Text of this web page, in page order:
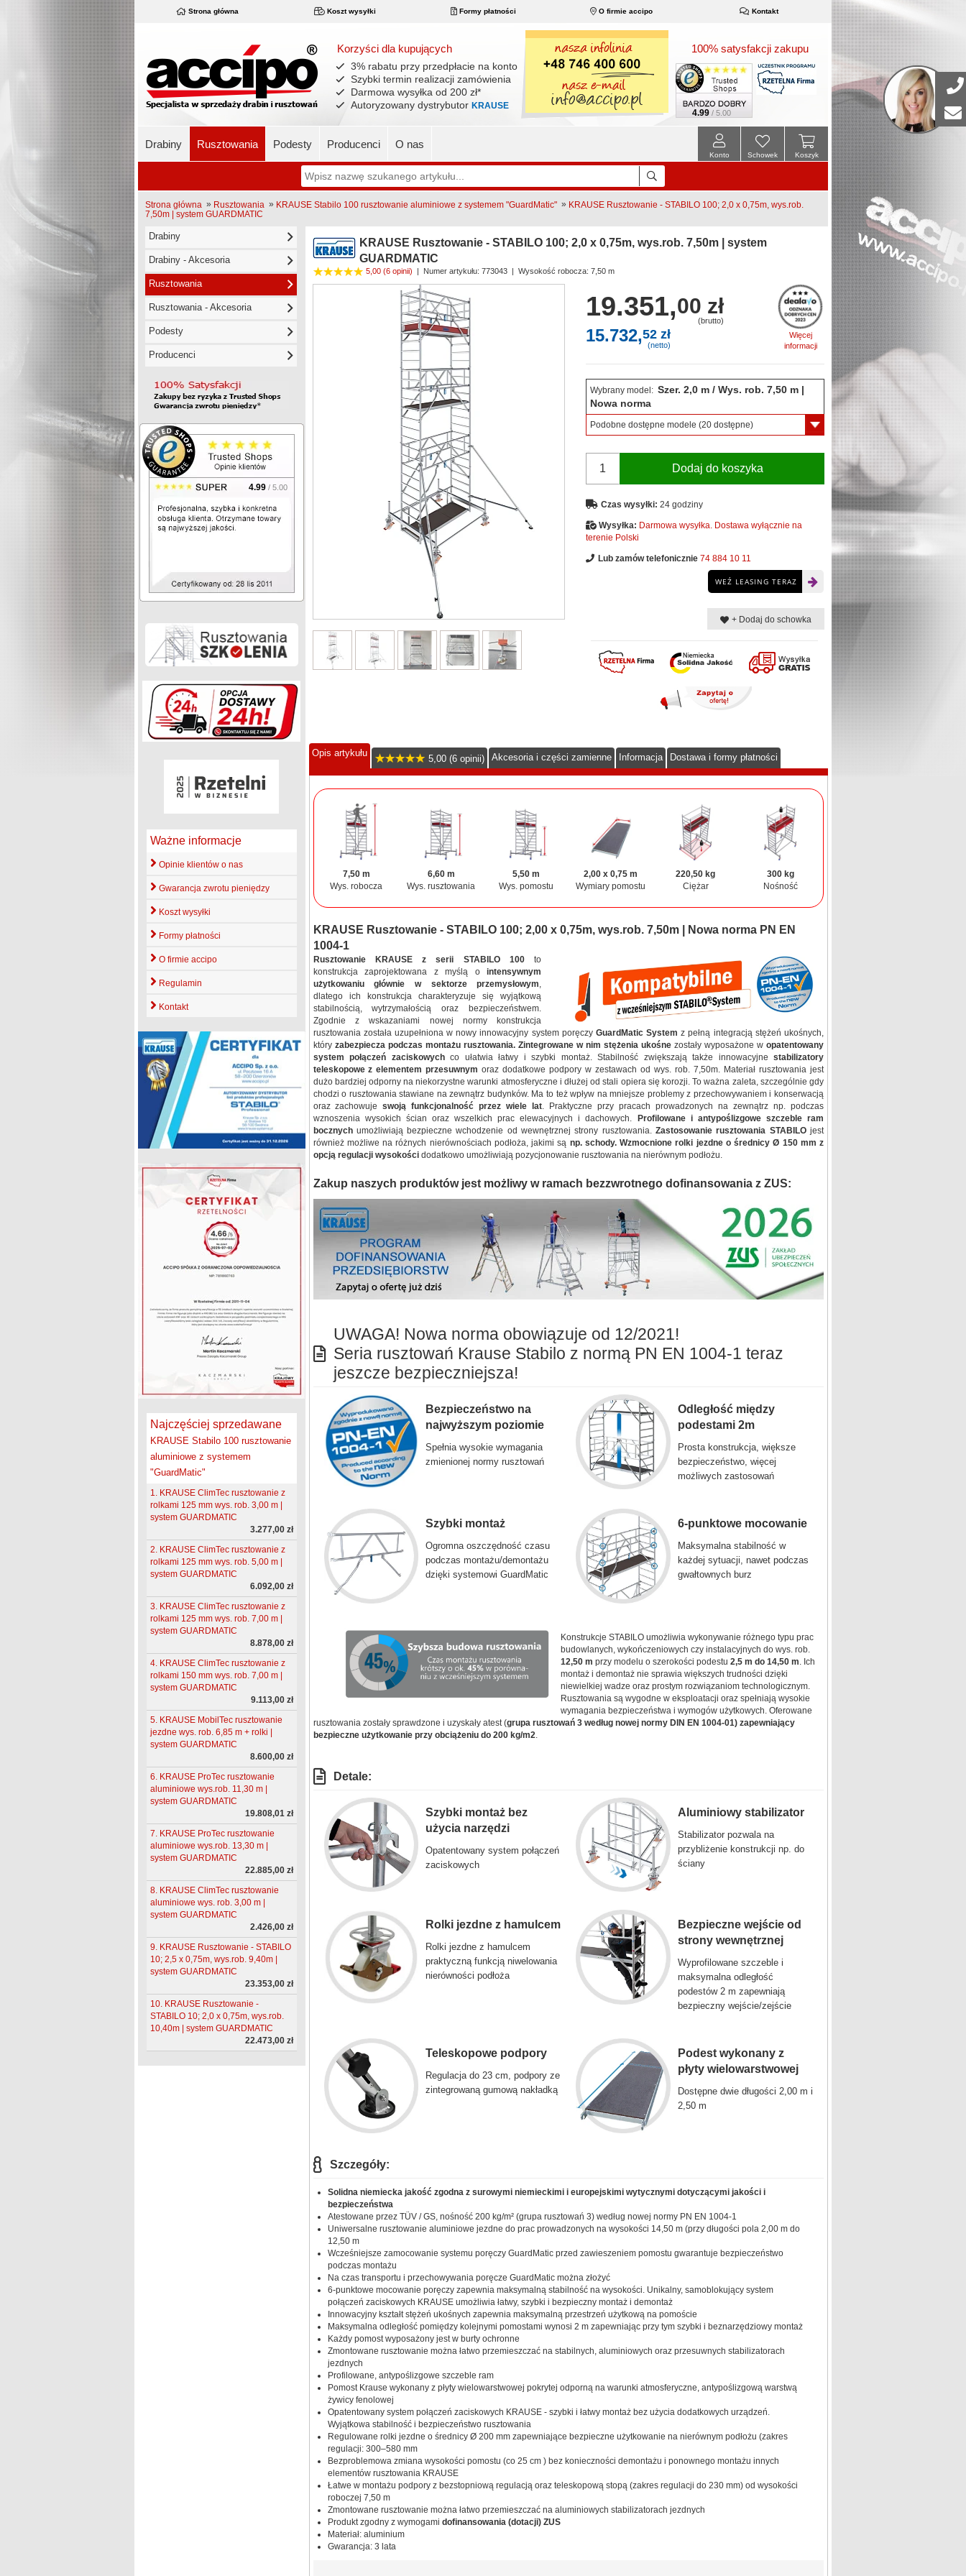
Strona główna Koszt wysyłki Formy płatności O firmie accipo Kontakt
Korzyści dla kupujących
3% rabatu przy przedpłacie na konto
Szybki termin realizacji zamówienia
Darmowa wysyłka od 200 zł*
Autoryzowany dystrybutor KRAUSE
100% satysfakcji zakupu
4.99 / 5.00
Drabiny Rusztowania Podesty Producenci O nas
Koszyk
Schowek
Konto
Strona główna » Rusztowania » KRAUSE Stabilo 100 rusztowanie aluminiowe z systemem "GuardMatic" » KRAUSE Rusztowanie - STABILO 100; 2,0 x 0,75m, wys.rob.
7,50m | system GUARDMATIC
Drabiny
Drabiny - Akcesoria
Rusztowania
Rusztowania - Akcesoria
Podesty
Producenci
4.99 / 5.00
Ważne informacje
Opinie klientów o nas
Gwarancja zwrotu pieniędzy
Koszt wysyłki
Formy płatności
O firmie accipo
Regulamin
Kontakt
Najczęściej sprzedawane
KRAUSE Stabilo 100 rusztowanie
aluminiowe z systemem
"GuardMatic"
1. KRAUSE ClimTec rusztowanie z
rolkami 125 mm wys. rob. 3,00 m |
system GUARDMATIC
3.277,00 zł
2. KRAUSE ClimTec rusztowanie z
rolkami 125 mm wys. rob. 5,00 m |
system GUARDMATIC
6.092,00 zł
3. KRAUSE ClimTec rusztowanie z
rolkami 125 mm wys. rob. 7,00 m |
system GUARDMATIC
8.878,00 zł
4. KRAUSE ClimTec rusztowanie z
rolkami 150 mm wys. rob. 7,00 m |
system GUARDMATIC
9.113,00 zł
5. KRAUSE MobilTec rusztowanie
jezdne wys. rob. 6,85 m + rolki |
system GUARDMATIC
8.600,00 zł
6. KRAUSE ProTec rusztowanie
aluminiowe wys.rob. 11,30 m |
system GUARDMATIC
19.808,01 zł
7. KRAUSE ProTec rusztowanie
aluminiowe wys.rob. 13,30 m |
system GUARDMATIC
22.885,00 zł
8. KRAUSE ClimTec rusztowanie
aluminiowe wys. rob. 3,00 m |
system GUARDMATIC
2.426,00 zł
9. KRAUSE Rusztowanie - STABILO
10; 2,5 x 0,75m, wys.rob. 9,40m |
system GUARDMATIC
23.353,00 zł
10. KRAUSE Rusztowanie -
STABILO 10; 2,0 x 0,75m, wys.rob.
10,40m | system GUARDMATIC
22.473,00 zł
KRAUSE Rusztowanie - STABILO 100; 2,0 x 0,75m, wys.rob. 7,50m | system
GUARDMATIC
5,00 (6 opinii) | Numer artykułu: 773043 | Wysokość robocza: 7,50 m
Więcej
informacji
19.351,00 zł
(brutto)
15.732,52 zł
(netto)
Wybrany model: Szer. 2,0 m / Wys. rob. 7,50 m |
Nowa norma
Podobne dostępne modele (20 dostępne)
Dodaj do koszyka
Czas wysyłki: 24 godziny
Wysyłka: Darmowa wysyłka. Dostawa wyłącznie na
terenie Polski
Lub zamów telefonicznie 74 884 10 11
WEŹ LEASING TERAZ
+ Dodaj do schowka
Opis artykułu
5,00 (6 opinii) Akcesoria i części zamienne Informacja Dostawa i formy płatności
7,50 m
Wys. robocza
6,60 m
Wys. rusztowania
5,50 m
Wys. pomostu
2,00 x 0,75 m
Wymiary pomostu
220,50 kg
Ciężar
300 kg
Nośność
KRAUSE Rusztowanie - STABILO 100; 2,00 x 0,75m, wys.rob. 7,50m | Nowa norma PN EN
1004-1
Rusztowanie KRAUSE z serii STABILO 100to
konstrukcja zaprojektowana z myślą ointensywnym
użytkowaniu głównie w sektorze przemysłowym
dlatego ich konstrukcja charakteryzuje się wyjątkową
stabilnością, wytrzymałością oraz bezpieczeństwem.
Zgodnie z wskazaniami nowej normy konstrukcja
rusztowania została uzupełniona w nowy innowacyjny system poręczy GuardMatic System z pełną integracją stężeń ukośnych,
który zabezpiecza podczas montażu rusztowania. Zintegrowane w nim stężenia ukośne zostały wyposażone wopatentowany
system połączeń zaciskowych co ułatwia łatwy i szybki montaż. Stabilność zwiększają także innowacyjne stabilizatory
teleskopowe z elementem przesuwnym oraz dodatkowe podpory w zestawach od wys. rob. 7,50m. Materiał rusztowania jest
dużo bardziej odporny na niekorzystne warunki atmosferyczne i dłużej od stali opiera się korozji. To ważna zaleta, szczególnie gdy
chodzi o rusztowania stawiane na zewnątrz budynków. Ma to też wpływ na mniejsze problemy z przechowywaniem i konserwacją
oraz zachowujeswoją funkcjonalność przez wiele lat . Praktyczne przy pracach prowadzonych na zewnątrz np. podczas
wznoszenia wysokich ścian oraz wszelkich prac elewacyjnych i dachowych. Profilowane i antypoślizgowe szczeble ram
bocznychumożliwiają bezpieczne wchodzenie od wewnętrznej strony rusztowania.Zastosowanie rusztowania STABILOjest
również możliwe na różnych nierównościach podłoża, jakimi są np. schody. Wzmocnione rolki jezdne o średnicy Ø 150 mm z
opcją regulacji wysokości dodatkowo umożliwiają pozycjonowanie rusztowania na nierównym podłożu.
Zakup naszych produktów jest możliwy w ramach bezzwrotnego dofinansowania z ZUS:
UWAGA! Nowa norma obowiązuje od 12/2021!
Seria rusztowań Krause Stabilo z normą PN EN 1004-1 teraz
jeszcze bezpieczniejsza!
Bezpieczeństwo na
najwyższym poziomie
Spełnia wysokie wymagania
zmienionej normy rusztowań
Odległość między
podestami 2m
Prosta konstrukcja, większe
bezpieczeństwo, więcej
możliwych zastosowań
Szybki montaż
Ogromna oszczędność czasu
podczas montażu/demontażu
dzięki systemowi GuardMatic
6-punktowe mocowanie
Maksymalna stabilność w
każdej sytuacji, nawet podczas
gwałtownych burz
Konstrukcje STABILO umożliwia wykonywanie różnego typu prac
budowlanych, wykończeniowych czy instalacyjnych do wys. rob.
12,50 m przy modelu o szerokości podestu2,5 m do 14,50 m . Ich
montaż i demontaż nie sprawia większych trudności dzięki
niewielkiej wadze oraz prostym rozwiązaniom technologicznym.
Rusztowania są wygodne w eksploatacji oraz spełniają wysokie
wymagania bezpieczeństwa i wymogów użytkowych. Oferowane
rusztowania zostały sprawdzone i uzyskały atest (grupa rusztowań 3 według nowej normy DIN EN 1004-01) zapewniający
bezpieczne użytkowanie przy obciążeniu do 200 kg/m2
Detale:
Szybki montaż bez
użycia narzędzi
Opatentowany system połączeń
zaciskowych
Aluminiowy stabilizator
Stabilizator pozwala na
przybliżenie konstrukcji np. do
ściany
Rolki jezdne z hamulcem
Rolki jezdne z hamulcem
praktyczną funkcją niwelowania
nierówności podłoża
Bezpieczne wejście od
strony wewnętrznej
Wyprofilowane szczeble i
maksymalna odległość
podestów 2 m zapewniają
bezpieczny wejście/zejście
Teleskopowe podpory
Regulacja do 23 cm, podpory ze
zintegrowaną gumową nakładką
Podest wykonany z
płyty wielowarstwowej
Dostępne dwie długości 2,00 m i
2,50 m
Szczegóły:
Solidna niemiecka jakość zgodna z surowymi niemieckimi i europejskimi wytycznymi dotyczącymi jakości i
bezpieczeństwa
Atestowane przez TÜV / GS, nośność 200 kg/m² (grupa rusztowań 3) według nowej normy PN EN 1004-1
Uniwersalne rusztowanie aluminiowe jezdne do prac prowadzonych na wysokości 14,50 m (przy długości pola 2,00 m do
12,50 m
Wcześniejsze zamocowanie systemu poręczy GuardMatic przed zawieszeniem pomostu gwarantuje bezpieczeństwo
podczas montażu
Na czas transportu i przechowywania poręcze GuardMatic można złożyć
6-punktowe mocowanie poręczy zapewnia maksymalną stabilność na wysokości. Unikalny, samoblokujący system
połączeń zaciskowych KRAUSE umożliwia łatwy, szybki i bezpieczny montaż i demontaż
Innowacyjny kształt stężeń ukośnych zapewnia maksymalną przestrzeń użytkową na pomoście
Maksymalna odległość pomiędzy kolejnymi pomostami wynosi 2 m zapewniając przy tym szybki i beznarzędziowy montaż
Każdy pomost wyposażony jest w burty ochronne
Zmontowane rusztowanie można łatwo przemieszczać na stabilnych, aluminiowych oraz przesuwnych stabilizatorach
jezdnych
Profilowane, antypoślizgowe szczeble ram
Pomost Krause wykonany z płyty wielowarstwowej pokrytej odporną na warunki atmosferyczne, antypoślizgową warstwą
żywicy fenolowej
Opatentowany system połączeń zaciskowych KRAUSE - szybki i łatwy montaż bez użycia dodatkowych urządzeń.
Wyjątkowa stabilność i bezpieczeństwo rusztowania
Regulowane rolki jezdne o średnicy Ø 200 mm zapewniające bezpieczne użytkowanie na nierównym podłożu (zakres
regulacji: 300–580 mm
Bezproblemowa zmiana wysokości pomostu (co 25 cm ) bez konieczności demontażu i ponownego montażu innych
elementów rusztowania KRAUSE
Łatwe w montażu podpory z bezstopniową regulacją oraz teleskopową stopą (zakres regulacji do 230 mm) od wysokości
roboczej 7,50 m
Zmontowane rusztowanie można łatwo przemieszczać na aluminiowych stabilizatorach jezdnych
Produkt zgodny z wymogami dofinansowania (dotacji) ZUS
Materiał: aluminium
Gwarancja: 3 lata